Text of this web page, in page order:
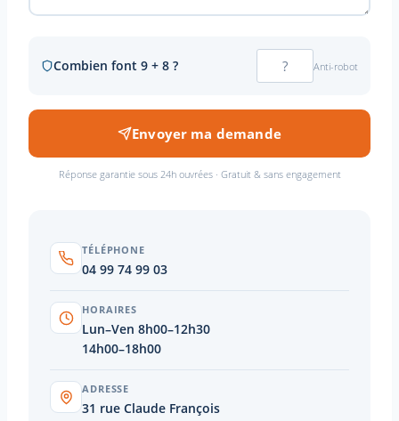
Combien font 9 + 8 ? Anti-robot
Envoyer ma demande
Réponse garantie sous 24h ouvrées · Gratuit & sans engagement
TÉLÉPHONE
04 99 74 99 03
HORAIRES
Lun–Ven 8h00–12h30
14h00–18h00
ADRESSE
31 rue Claude François